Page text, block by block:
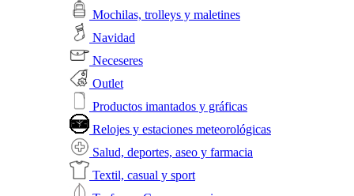
Mochilas, trolleys y maletines
Navidad
Neceseres
Outlet
Productos imantados y gráficas
Relojes y estaciones meteorológicas
Salud, deportes, aseo y farmacia
Textil, casual y sport